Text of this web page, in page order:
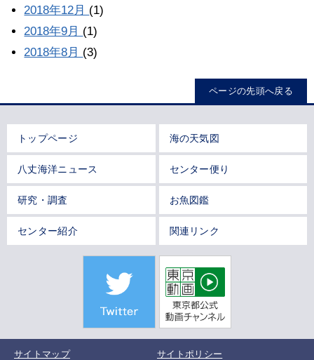
2018年12月 (1)
2018年9月 (1)
2018年8月 (3)
ページの先頭へ戻る
トップページ 海の天気図
八丈海洋ニュース センター便り
研究・調査 お魚図鑑
センター紹介 関連リンク
サイトマップ サイトポリシー